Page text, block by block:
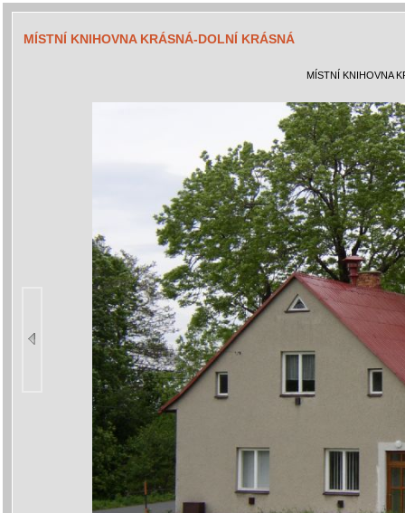
MÍSTNÍ KNIHOVNA KRÁSNÁ-DOLNÍ KRÁSNÁ
MÍSTNÍ KNIHOVNA